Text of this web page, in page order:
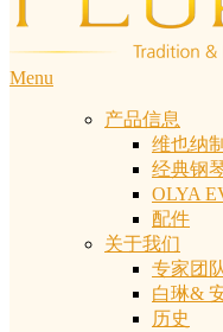
Menu
产品信息
维也纳
经典钢
OLYA
配件
关于我们
专家团
白琳&
历史